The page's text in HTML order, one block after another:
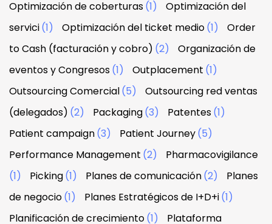
Optimización de coberturas(1)
Optimización del
servici(1) Optimización del ticket medio(1)
Order
to Cash (facturación y cobro) (2)
Organización de
eventos y Congresos(1) Outplacement (1)
Outsourcing Comercial(5)
Outsourcing red ventas
(delegados) (2) Packaging(3) Patentes(1)
Patient campaign(3) Patient Journey(5)
Performance Management (2)
Pharmacovigilance
(1)
Picking(1) Planes de comunicación(2)
Planes
de negocio(1) Planes Estratégicos de I+D+i(1)
Planificación de crecimiento(1) Plataforma